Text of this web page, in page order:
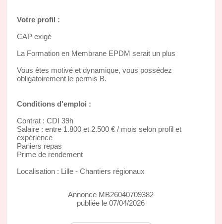
Votre profil :
CAP exigé
La Formation en Membrane EPDM serait un plus
Vous êtes motivé et dynamique, vous possédez
obligatoirement le permis B.
Conditions d'emploi :
Contrat : CDI 39h
Salaire : entre 1.800 et 2.500 € / mois selon profil et
expérience
Paniers repas
Prime de rendement
Localisation : Lille - Chantiers régionaux
Annonce MB26040709382
publiée le 07/04/2026